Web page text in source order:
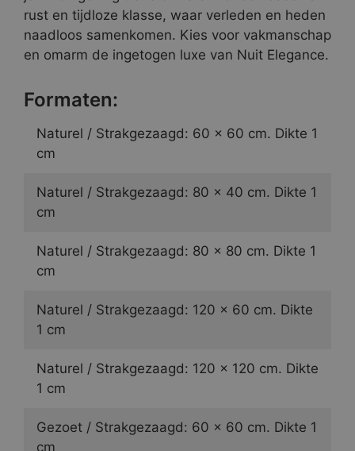
rust en tijdloze klasse, waar verleden en heden
naadloos samenkomen. Kies voor vakmanschap
en omarm de ingetogen luxe van Nuit Elegance.
Formaten:
Naturel / Strakgezaagd: 60 x 60 cm. Dikte 1
cm
Naturel / Strakgezaagd: 80 x 40 cm. Dikte 1
cm
Naturel / Strakgezaagd: 80 x 80 cm. Dikte 1
cm
Naturel / Strakgezaagd: 120 x 60 cm. Dikte
1 cm
Naturel / Strakgezaagd: 120 x 120 cm. Dikte
1 cm
Gezoet / Strakgezaagd: 60 x 60 cm. Dikte 1
cm